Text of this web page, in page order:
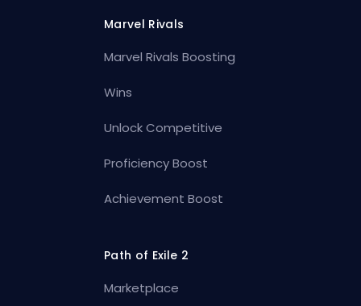
Marvel Rivals
Marvel Rivals Boosting
Wins
Unlock Competitive
Proficiency Boost
Achievement Boost
Path of Exile 2
Marketplace